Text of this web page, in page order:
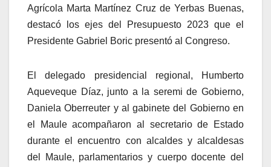
Agrícola Marta Martínez Cruz de Yerbas Buenas,
destacó los ejes del Presupuesto 2023 que el
Presidente Gabriel Boric presentó al Congreso.
El delegado presidencial regional, Humberto
Aqueveque Díaz, junto a la seremi de Gobierno,
Daniela Oberreuter y al gabinete del Gobierno en
el Maule acompañaron al secretario de Estado
durante el encuentro con alcaldes y alcaldesas
del Maule, parlamentarios y cuerpo docente del